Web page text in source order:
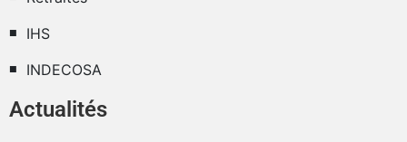
IHS
INDECOSA
Actualités